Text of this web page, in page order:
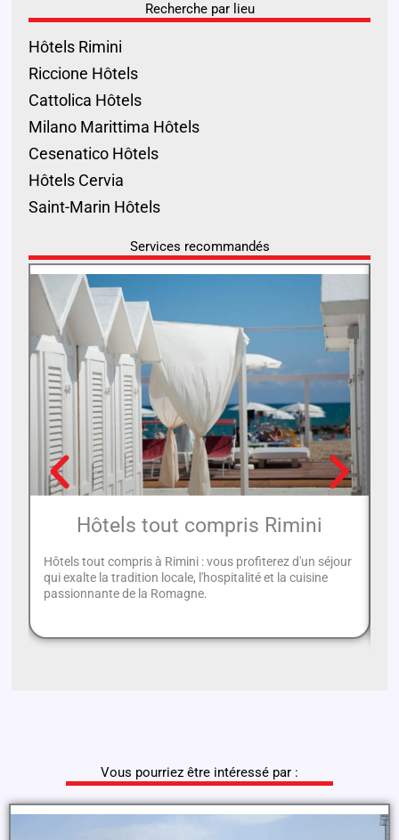
Recherche par lieu
Hôtels Rimini
Riccione Hôtels
Cattolica Hôtels
Milano Marittima Hôtels
Cesenatico Hôtels
Hôtels Cervia
Saint-Marin Hôtels
Services recommandés
Hôtels tout compris Rimini
Hôtels tout compris à Rimini : vous profiterez d'un séjour
qui exalte la tradition locale, l'hospitalité et la cuisine
passionnante de la Romagne.
Vous pourriez être intéressé par :